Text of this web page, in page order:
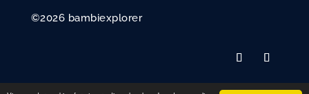
©2026 bambiexplorer